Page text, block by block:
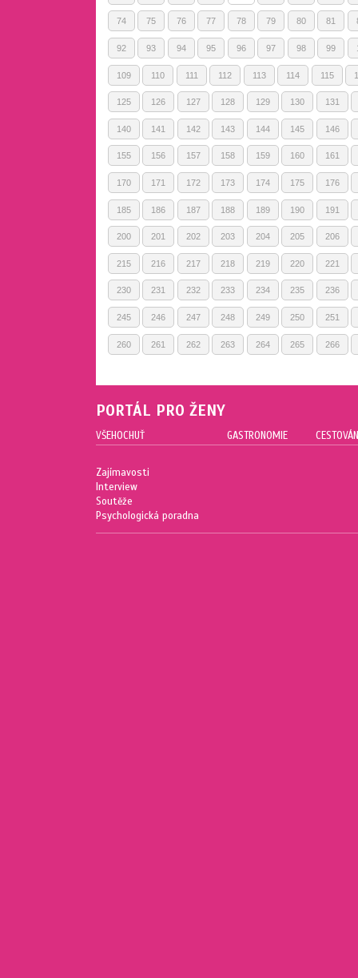
74 75 76 77 78 79 80 81
92 93 94 95 96 97 98 99
109 110 111 112 113 114 115
125 126 127 128 129 130 131
140 141 142 143 144 145 146
155 156 157 158 159 160 161
170 171 172 173 174 175 176
185 186 187 188 189 190 191
200 201 202 203 204 205 206
215 216 217 218 219 220 221
230 231 232 233 234 235 236
245 246 247 248 249 250 251
260 261 262 263 264 265 266
PORTÁL PRO ŽENY
VŠEHOCHUŤ
Zajímavosti
Interview
Soutěže
Psychologická poradna
GASTRONOMIE